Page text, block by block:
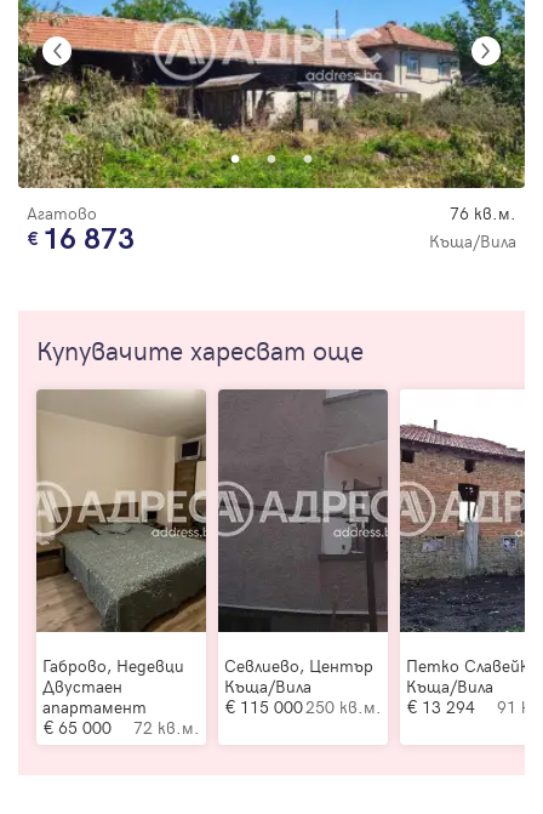
Агатово 76 кв.м.
16 873 Къща/Вила
Купувачите харесват още
Габрово, Недевци
Двустаен
апартамент
65 000
72 кв.м.
Севлиево, Център
Къща/Вила
115 000250 кв.м.
Петко
Къща/Вила
13 294
91